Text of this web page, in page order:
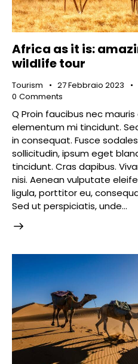
Africa as it is:
wildlife tour
Tourism 27 Febbraio 2023
0 Comments
Q Proin faucibus nec
elementum mi tincidunt.
in consequat. Fusce
sollicitudin, ipsum eget
tincidunt. Cras dapibus.
nisi. Aenean vulputate
ligula, porttitor eu,
Sed ut perspiciatis, unde…